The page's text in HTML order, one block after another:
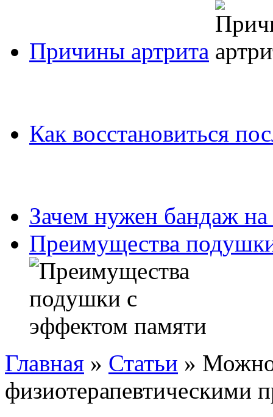
Причины артрита
Как восстановиться
Зачем нужен бандаж на
Преимущества
Главная » Статьи » Можно
физиотерапевтическими